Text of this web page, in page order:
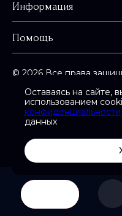
Оставаясь на сайте,
использованием
конфиденциальности
данных
Информация
Помощь
© 2026 Все права
Карта сайта
Сайт разработан в